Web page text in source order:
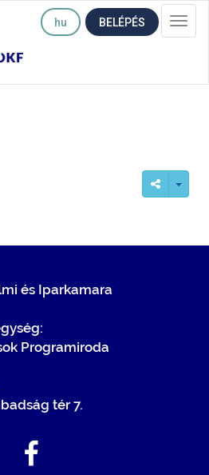
hu BELÉPÉS
és Iparkamara
Programiroda
tér 7.